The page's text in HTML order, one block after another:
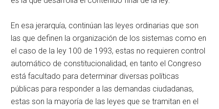
En esa jerarquía, continúan las leyes ordinarias que son
las que definen la organización de los sistemas como en
el caso de la ley 100 de 1993, estas no requieren control
automático de constitucionalidad, en tanto el Congreso
está facultado para determinar diversas políticas
públicas para responder a las demandas ciudadanas,
estas son la mayoría de las leyes que se tramitan en el